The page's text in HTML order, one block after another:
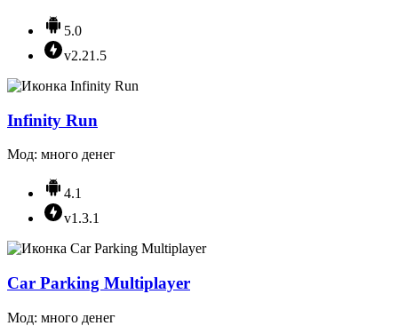
5.0
v2.21.5
Infinity Run
Мод: много денег
4.1
v1.3.1
Car Parking Multiplayer
Мод: много денег